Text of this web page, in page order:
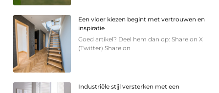
Een vloer kiezen begint met vertrouwen en
inspiratie
Goed artikel? Deel hem dan op: Share on X
(Twitter) Share on
Industriële stijl versterken met een